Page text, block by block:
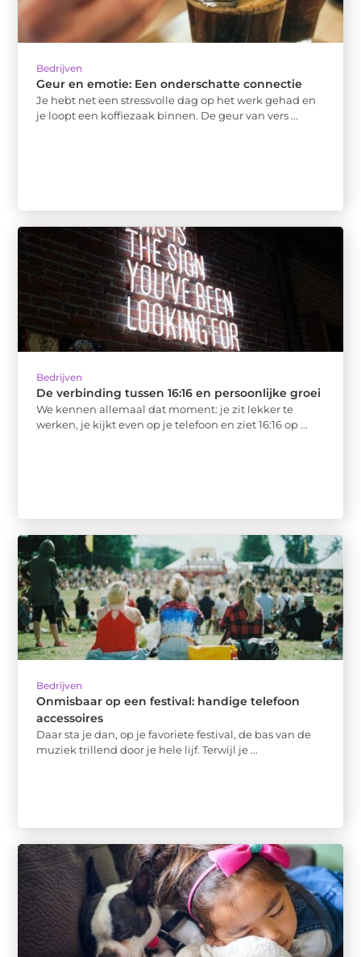
Bedrijven
Geur en emotie: Een onderschatte connectie
Je hebt net een stressvolle dag op het werk gehad en
je loopt een koffiezaak binnen. De geur van vers ...
Bedrijven
De verbinding tussen 16:16 en persoonlijke groei
We kennen allemaal dat moment: je zit lekker te
werken, je kijkt even op je telefoon en ziet 16:16 op ...
Bedrijven
Onmisbaar op een festival: handige telefoon
accessoires
Daar sta je dan, op je favoriete festival, de bas van de
muziek trillend door je hele lijf. Terwijl je ...